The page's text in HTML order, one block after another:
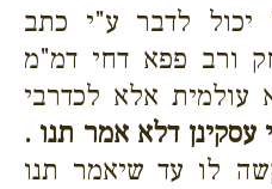
יכול לדבר ע"י כתב
ורב פפא דחי דמ"מ
עולמית אלא לכדרבי
עסקינן דלא אמר תנו .
לו עד שיאמר תנו